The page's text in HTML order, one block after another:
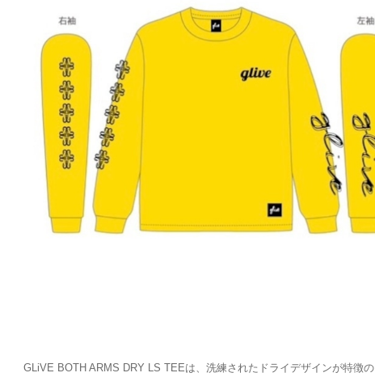
GLiVE BOTH ARMS DRY LS TEEは、洗練されたドライデザインが特徴の